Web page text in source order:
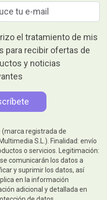
el tratamiento de mis
para recibir ofertas de
y noticias
(marca registrada de
S.L.). Finalidad: envío
o servicios. Legitimación:
comunicarán los datos a
y suprimir los datos, así
en la información
adicional y detallada en